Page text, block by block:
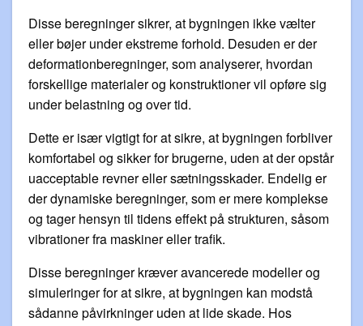
Disse beregninger sikrer, at bygningen ikke vælter
eller bøjer under ekstreme forhold. Desuden er der
deformationberegninger, som analyserer, hvordan
forskellige materialer og konstruktioner vil opføre sig
under belastning og over tid.
Dette er især vigtigt for at sikre, at bygningen forbliver
komfortabel og sikker for brugerne, uden at der opstår
uacceptable revner eller sætningsskader. Endelig er
der dynamiske beregninger, som er mere komplekse
og tager hensyn til tidens effekt på strukturen, såsom
vibrationer fra maskiner eller trafik.
Disse beregninger kræver avancerede modeller og
simuleringer for at sikre, at bygningen kan modstå
sådanne påvirkninger uden at lide skade. Hos